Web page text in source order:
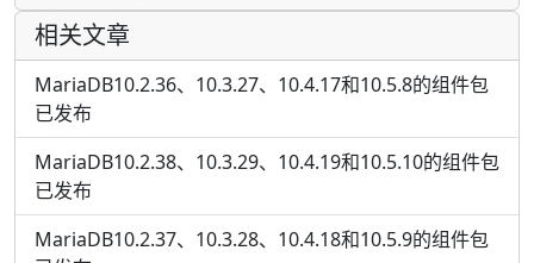
相关文章
MariaDB10.2.36、10.3.27、10.4.17和10.5.8的组件包
已发布
MariaDB10.2.38、10.3.29、10.4.19和10.5.10的组件包
已发布
MariaDB10.2.37、10.3.28、10.4.18和10.5.9的组件包